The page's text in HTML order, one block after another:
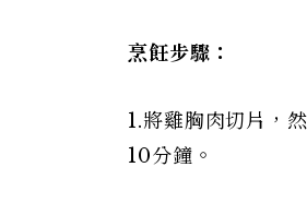
烹飪步驟：
1.將雞胸肉切片，
10分鐘。